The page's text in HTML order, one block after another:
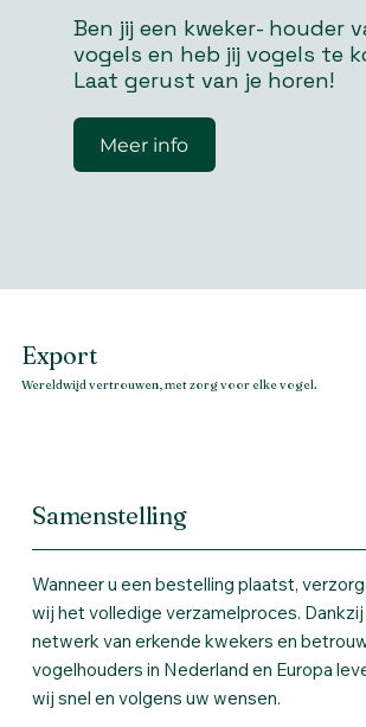
Ben jij een kweker- houder
vogels en heb jij vogels te
Laat gerust van je horen!
Meer info
Export
Wereldwijd vertrouwen, met zorg voor elke vogel.
Samenstelling
Wanneer u een bestelling plaatst,
wij het volledige verzamelproces. Dankzij
netwerk van erkende kwekers en
vogelhouders in Nederland en Europa
wij snel en volgens uw wensen.